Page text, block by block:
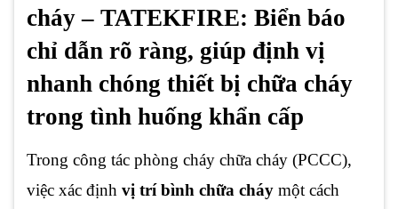
cháy – TATEKFIRE: Biển báo
chỉ dẫn rõ ràng, giúp định vị
nhanh chóng thiết bị chữa cháy
trong tình huống khẩn cấp
Trong công tác phòng cháy chữa cháy (PCCC),
việc xác định vị trí bình chữa cháy một cách